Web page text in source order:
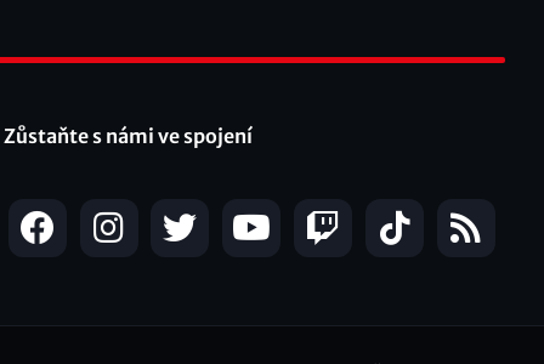
Zůstaňte s námi ve spojení